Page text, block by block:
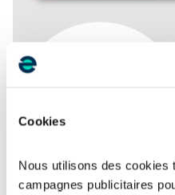
Cookies
Nous utilisons des cookies
campagnes publicitaires